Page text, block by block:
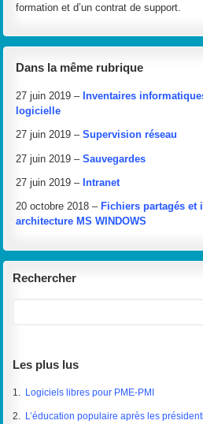
formation et d’un contrat de support.
Dans la même rubrique
27 juin 2019 – Inventaires
logicielle
27 juin 2019 –Supervision réseau
27 juin 2019 –Sauvegardes
27 juin 2019 – Intranet
20 octobre 2018 – Fichiers partagés et
architecture MS WINDOWS
Rechercher
Les plus lus
1. Logiciels libres pour PME-PMI
2.
L’éducation populaire après les